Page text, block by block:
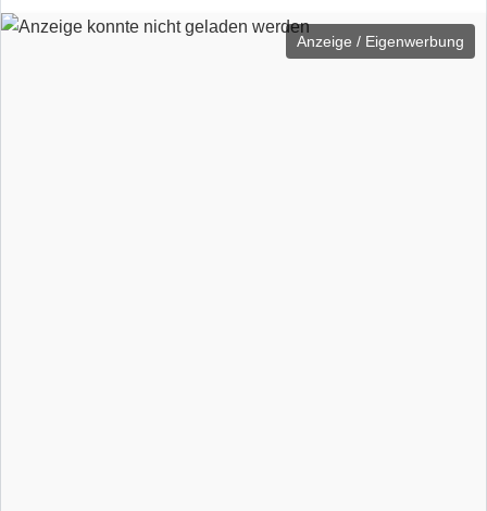
Anzeige / Eigenwerbung